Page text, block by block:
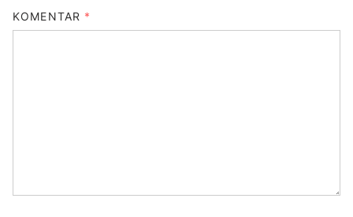
KOMENTAR *